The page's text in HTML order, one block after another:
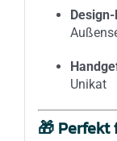
Unikat
🎁 Perfekt